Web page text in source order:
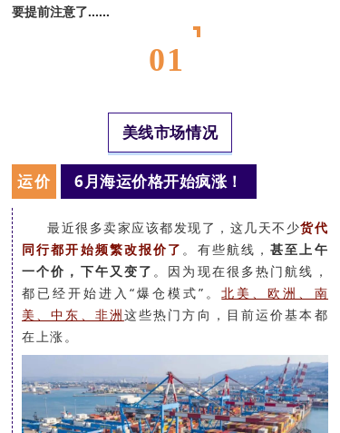
要提前注意了......
01
T
R
A
C
I
C
S
U
E
R
美线市场情况
运价 6月海运价格开始疯涨！
最近很多卖家应该都发现了，这几天不少货代
同行都开始频繁改报价了 。有些航线，甚至上午
一个价，下午又变了 。因为现在很多热门航线，
都已经开始进入“爆仓模式”。北美、欧洲、南
美、中东、非洲这些热门方向，目前运价基本都
在上涨。